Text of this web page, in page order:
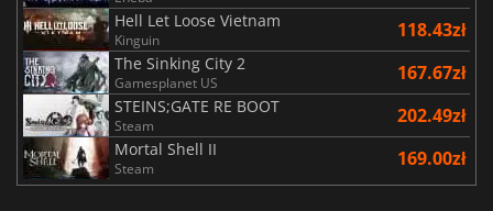
Hell Let Loose Vietnam
Kinguin 118.43zł
The Sinking City 2
Gamesplanet US 167.67zł
STEINS;GATE RE BOOT
Steam 202.49zł
Mortal Shell II
Steam 169.00zł